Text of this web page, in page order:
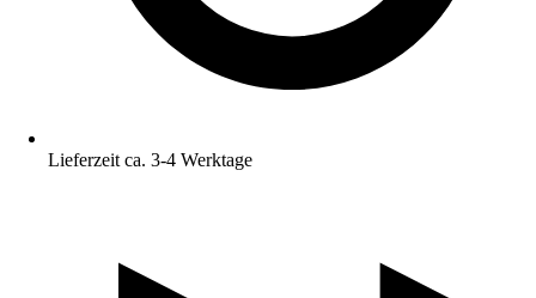
Lieferzeit ca. 3-4 Werktage